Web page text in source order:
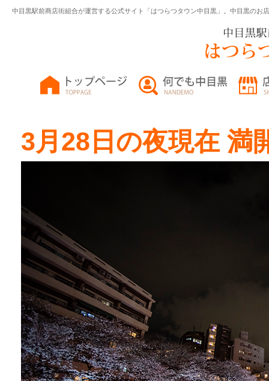
中目黒駅前商店街組合が運営する公式サイト「はつらつタウン中目黒」。中目黒のお
3月28日の夜現在 満